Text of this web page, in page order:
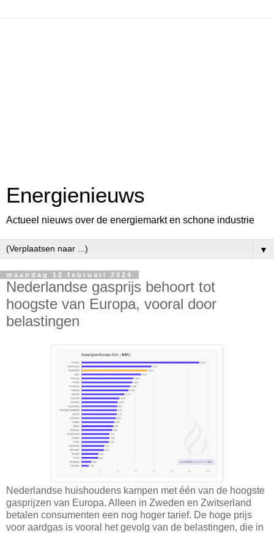
Energienieuws
Actueel nieuws over de energiemarkt en schone industrie
▼
maandag 12 februari 2024
Nederlandse gasprijs behoort tot
hoogste van Europa, vooral door
belastingen
Nederlandse huishoudens kampen met één van de hoogste
gasprijzen van Europa. Alleen in Zweden en Zwitserland
betalen consumenten een nog hoger tarief. De hoge prijs
voor aardgas is vooral het gevolg van de belastingen, die in